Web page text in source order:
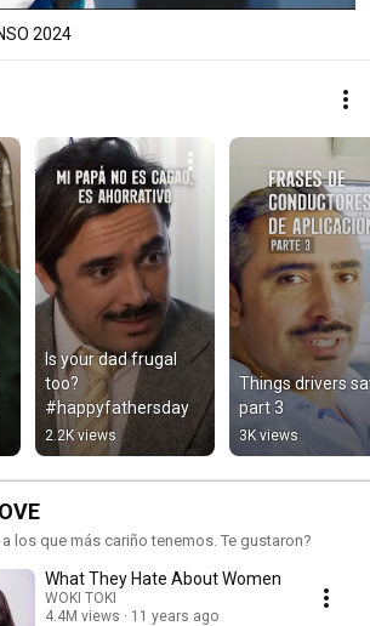
2024
Is your dad frugal
too?
#happyfathersday
2.2K views
Things drivers
part 3
3K views
los que más cariño tenemos. Te gustaron?
What They Hate About Women
WOKI TOKI
4.4M views
11 years ago